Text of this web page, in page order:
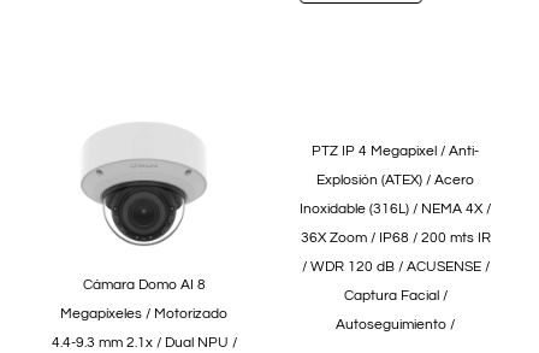
Cámara Domo AI 8
Megapíxeles / Motorizado
4.4-9.3 mm 2.1x / Dual NPU /
PTZ IP 4 Megapixel / Anti-
Explosión (ATEX) / Acero
Inoxidable (316L) / NEMA 4X /
36X Zoom / IP68 / 200 mts IR
/ WDR 120 dB / ACUSENSE /
Captura Facial /
Autoseguimiento /